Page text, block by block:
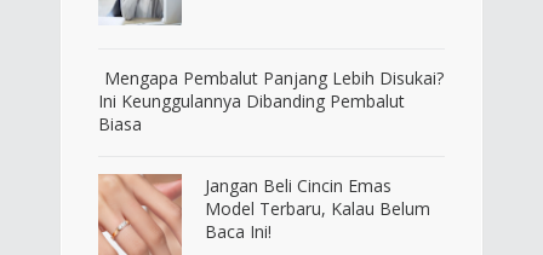
Mengapa Pembalut Panjang Lebih Disukai?
Ini Keunggulannya Dibanding Pembalut
Biasa
Jangan Beli Cincin Emas
Model Terbaru, Kalau Belum
Baca Ini!